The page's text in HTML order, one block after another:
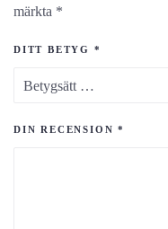
märkta *
DITT BETYG *
DIN RECENSION*